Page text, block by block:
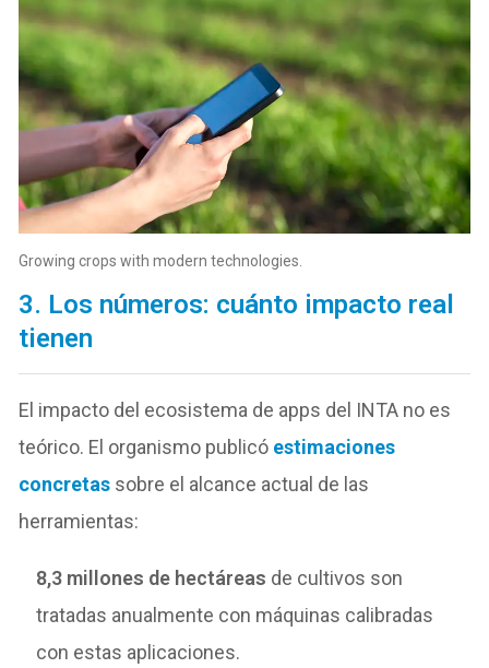
Growing crops with modern technologies.
3. Los números: cuánto impacto real
tienen
El impacto del ecosistema de apps del INTA no es
teórico. El organismo publicó estimaciones
concretas sobre el alcance actual de las
herramientas:
8,3 millones de hectáreas de cultivos son
tratadas anualmente con máquinas calibradas
con estas aplicaciones.